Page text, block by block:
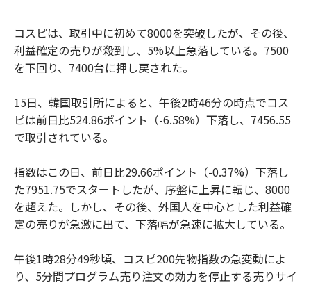
コスピは、取引中に初めて8000を突破したが、その後、
利益確定の売りが殺到し、5%以上急落している。7500
を下回り、7400台に押し戻された。
15日、韓国取引所によると、午後2時46分の時点でコス
ピは前日比524.86ポイント（-6.58%）下落し、7456.55
で取引されている。
指数はこの日、前日比29.66ポイント（-0.37%）下落し
た7951.75でスタートしたが、序盤に上昇に転じ、8000
を超えた。しかし、その後、外国人を中心とした利益確
定の売りが急激に出て、下落幅が急速に拡大している。
午後1時28分49秒頃、コスピ200先物指数の急変動によ
り、5分間プログラム売り注文の効力を停止する売りサイ